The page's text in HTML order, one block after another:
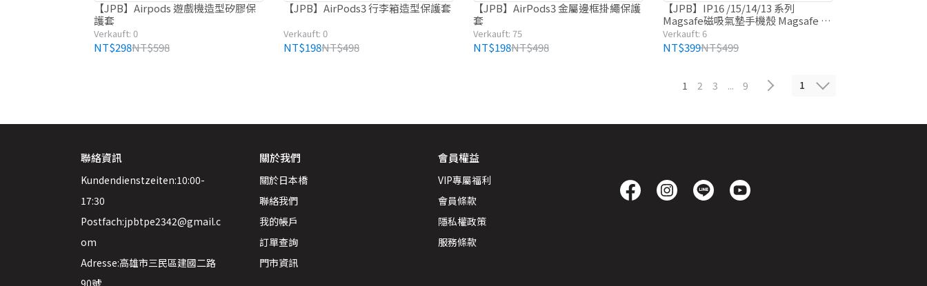
【JPB】Airpods 遊戲機造型矽膠保
護套
Verkauft: 0
NT$298NT$598
【JPB】AirPods3 行李箱造型保護套
Verkauft: 0
NT$198NT$498
【JPB】AirPods3 金屬邊框掛繩保護
套
Verkauft: 75
NT$198NT$498
【JPB】IP16 /15/14/13 系列
Magsafe磁吸氣墊手機殼 Magsafe 支
架 抗黃手機殼
Verkauft: 6
NT$399NT$499
1 2 3 ... 9 1
聯絡資訊
Kundendienstzeiten:10:00-
17:30
Postfach:jpbtpe2342@gmail.c
om
Adresse:高雄市三民區建國二路
90號
關於我們
關於日本橋
聯絡我們
我的帳戶
訂單查詢
門市資訊
會員權益
VIP專屬福利
會員條款
隱私權政策
服務條款